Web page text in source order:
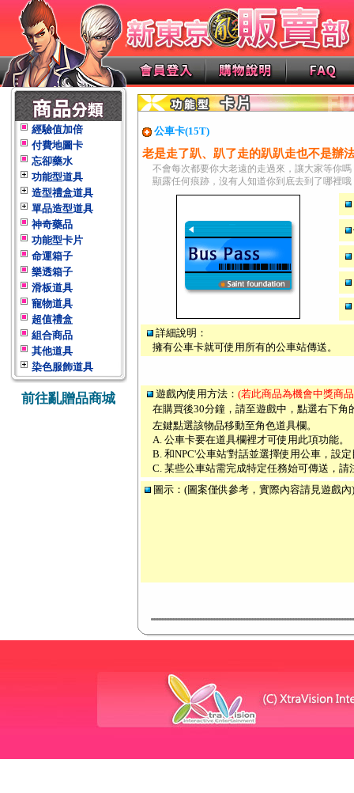
經驗值加倍
付費地圖卡
忘卻藥水
功能型道具
造型禮盒道具
單品造型道具
神奇藥品
功能型卡片
命運箱子
樂透箱子
滑板道具
寵物道具
超值禮盒
組合商品
其他道具
染色服飾道具
前往亂贈品商城
公車卡(15T)
老是走了趴、趴了走的趴趴走也不是辦
不會每次都要你大老遠的走過來，讓大家等你
顯露任何痕跡，沒有人知道你到底去到了哪裡哦
詳細說明：
擁有公車卡就可使用所有的公車站傳送。
遊戲內使用方法： (若此商品為機會中獎商
在購買後30分鐘，請至遊戲中，點選右下角
左鍵點選該物品移動至角色道具欄。
A. 公車卡要在道具欄裡才可使用此項功能。
B. 和NPC'公車站'對話並選擇使用公車，設
C. 某些公車站需完成特定任務始可傳送，請
圖示：(圖案僅供參考，實際內容請見遊戲內)